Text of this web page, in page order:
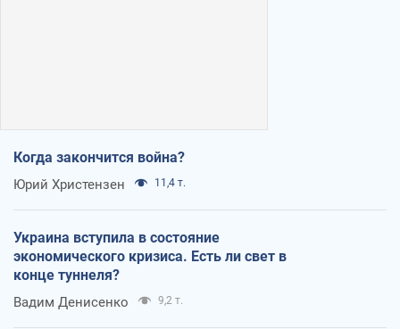
Когда закончится война?
Юрий Христензен 11,4 т.
Украина вступила в состояние
экономического кризиса. Есть ли свет в
конце туннеля?
Вадим Денисенко 9,2 т.